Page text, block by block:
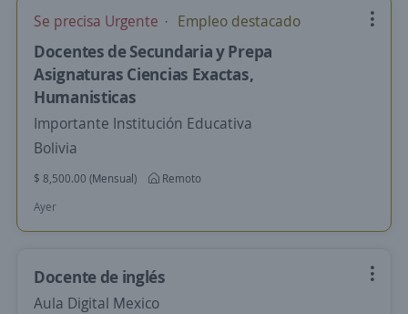
Se precisa Urgente Empleo destacado
Docentes de Secundaria y Prepa
Asignaturas Ciencias Exactas,
Humanisticas
Importante Institución Educativa
Bolivia
$ 8,500.00 (Mensual)
Remoto
Ayer
Docente de inglés
Aula Digital Mexico